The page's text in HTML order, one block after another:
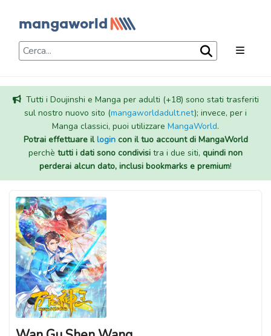
Tutti i Doujinshi e Manga per adulti (+18) sono stati trasferiti
sul nostro nuovo sito (mangaworldadult.net); invece, per i
Manga classici, puoi utilizzare MangaWorld.
Potrai effettuare illogincon il tuo account di MangaWorld
perchè tutti i dati sono condivisi tra i due siti, quindi non
perderai alcun dato, inclusi bookmarks e premium!